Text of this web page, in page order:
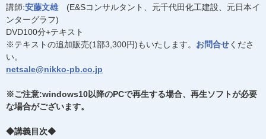
講師:安藤文雄(E&Sコンサルタント、元千代田化工建設、元日本イ
ンターグラフ)
DVD100分+テキスト
※テキストの追加販売(1部3,300円)もいたします。 お問合せくださ
い。
netsale@nikko-pb.co.jp
※ご注意:windows10以降のPCで再生する場合、再生ソフトが必要
な場合がございます。
◆講義目次◆